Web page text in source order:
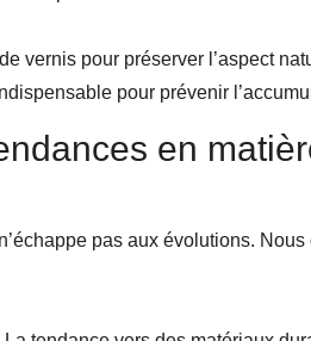
vernis pour préserver l’aspect
pour prévenir
en
pas aux évolutions.